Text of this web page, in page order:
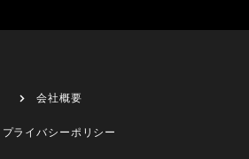
会社概要
プライバシーポリシー